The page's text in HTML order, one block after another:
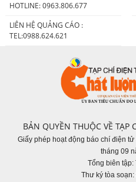
HOTLINE: 0963.806.677
LIÊN HỆ QUẢNG CÁO :
TEL:0988.624.621
BẢN QUYỀN THUỘC VỀ TẠP
Giấy phép hoạt động báo chí điện
tháng 09
Tổng biên tập:
Thư ký tòa